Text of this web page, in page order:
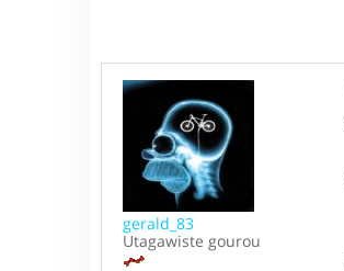
gerald_83
Utagawiste gourou